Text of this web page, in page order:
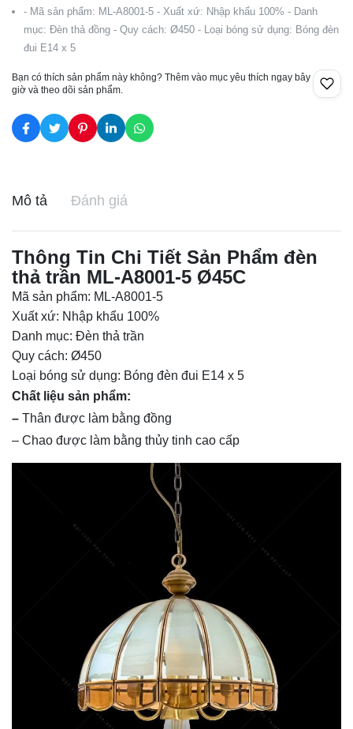
- Mã sản phẩm: ML-A8001-5 - Xuất xứ: Nhập khẩu 100% - Danh
mục: Đèn thả đồng - Quy cách: Ø450 - Loại bóng sử dụng: Bóng đèn
đui E14 x 5
Bạn có thích sản phẩm này không? Thêm vào mục yêu thích ngay bây
giờ và theo dõi sản phẩm.
Mô tả Đánh giá
Thông Tin Chi Tiết Sản Phẩm đèn
thả trần ML-A8001-5 Ø45C
Mã sản phẩm: ML-A8001-5
Xuất xứ: Nhập khẩu 100%
Danh mục: Đèn thả trần
Quy cách: Ø450
Loại bóng sử dụng: Bóng đèn đui E14 x 5
Chất liệu sản phẩm:
– Thân được làm bằng đồng
– Chao được làm bằng thủy tinh cao cấp